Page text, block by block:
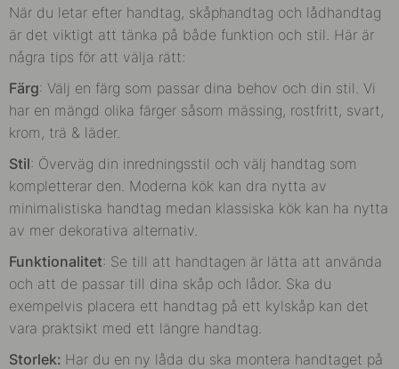
När du letar efter handtag, skåphandtag och lådhandtag
är det viktigt att tänka på både funktion och stil. Här är
några tips för att välja rätt:
Färg: Välj en färg som passar dina behov och din stil. Vi
har en mängd olika färger såsom mässing, rostfritt, svart,
krom, trä & läder.
Stil: Överväg din inredningsstil och välj handtag som
kompletterar den. Moderna kök kan dra nytta av
minimalistiska handtag medan klassiska kök kan ha nytta
av mer dekorativa alternativ.
Funktionalitet: Se till att handtagen är lätta att använda
och att de passar till dina skåp och lådor. Ska du
exempelvis placera ett handtag på ett kylskåp kan det
vara praktsikt med ett längre handtag.
Storlek: Har du en ny låda du ska montera handtaget på